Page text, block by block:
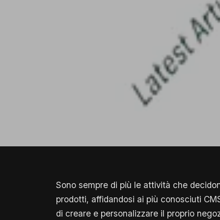
Sono sempre di più le attività che
prodotti, affidandosi ai più conosciuti
di creare e personalizzare il proprio